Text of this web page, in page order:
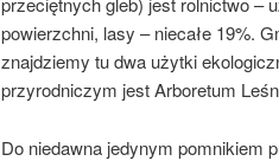
powierzchni, lasy – niecałe 19%.
znajdziemy tu dwa użytki
przyrodniczym jest Arboretum
Do niedawna jedynym pomnikiem